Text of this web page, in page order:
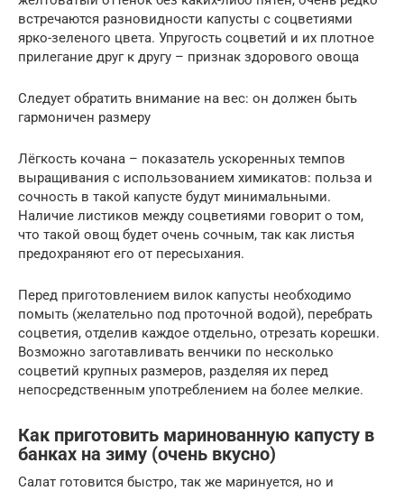
встречаются разновидности капусты с соцветиями
ярко-зеленого цвета. Упругость соцветий и их плотное
прилегание друг к другу – признак здорового овоща
Следует обратить внимание на вес: он должен быть
гармоничен размеру
Лёгкость кочана – показатель ускоренных темпов
выращивания с использованием химикатов: польза и
сочность в такой капусте будут минимальными.
Наличие листиков между соцветиями говорит о том,
что такой овощ будет очень сочным, так как листья
предохраняют его от пересыхания.
Перед приготовлением вилок капусты необходимо
помыть (желательно под проточной водой), перебрать
соцветия, отделив каждое отдельно, отрезать корешки.
Возможно заготавливать венчики по несколько
соцветий крупных размеров, разделяя их перед
непосредственным употреблением на более мелкие.
Как приготовить маринованную капусту в
банках на зиму (очень вкусно)
Салат готовится быстро, так же маринуется, но и